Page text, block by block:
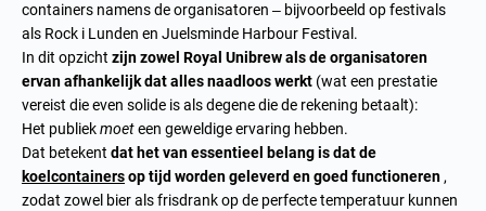
containers namens de organisatoren – bijvoorbeeld op festivals
als Rock i Lunden en Juelsminde Harbour Festival.
In dit opzicht zijn zowel Royal Unibrew als de organisatoren
ervan afhankelijk dat alles naadloos werkt (wat een prestatie
vereist die even solide is als degene die de rekening betaalt):
Het publiekmoeteen geweldige ervaring hebben.
Dat betekent dat het van essentieel belang is dat de
koelcontainersop tijd worden geleverd en goed functioneren ,
zodat zowel bier als frisdrank op de perfecte temperatuur kunnen